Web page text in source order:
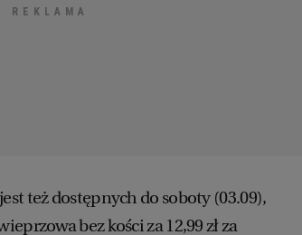
też dostępnych do soboty (03.09),
bez kości za 12,99 zł za